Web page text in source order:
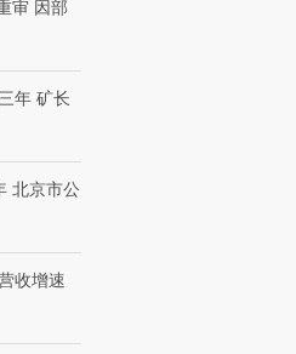
审 因部
年 矿长
北京市公
收增速